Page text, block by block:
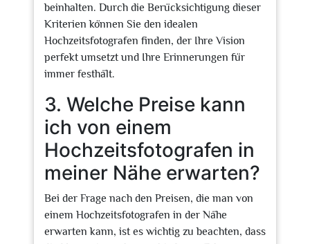
beinhalten. Durch die Berücksichtigung dieser
Kriterien können Sie den idealen
Hochzeitsfotografen finden, der Ihre Vision
perfekt umsetzt und Ihre Erinnerungen für
immer festhält.
3. Welche Preise kann
ich von einem
Hochzeitsfotografen in
meiner Nähe erwarten?
Bei der Frage nach den Preisen, die man von
einem Hochzeitsfotografen in der Nähe
erwarten kann, ist es wichtig zu beachten, dass